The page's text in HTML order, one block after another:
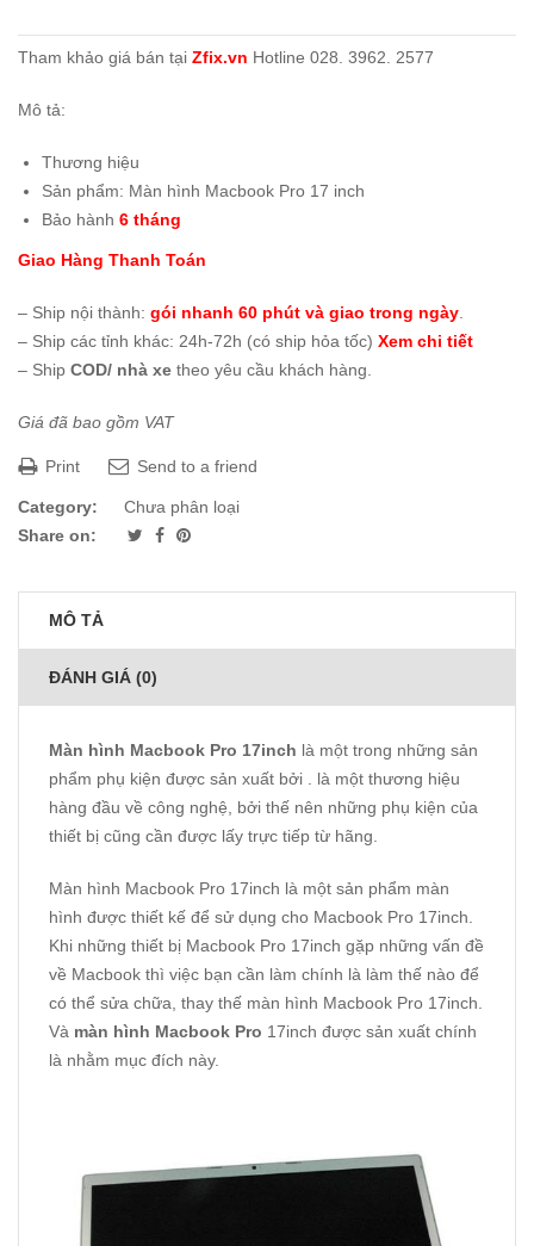
Tham khảo giá bán tại Zfix.vn Hotline 028. 3962. 2577
Mô tả:
Thương hiệu
Sản phẩm: Màn hình Macbook Pro 17 inch
Bảo hành 6 tháng
Giao Hàng Thanh Toán
– Ship nội thành: gói nhanh 60 phút và giao trong ngày
– Ship các tỉnh khác: 24h-72h (có ship hỏa tốc) Xem chi tiết
– Ship COD/ nhà xe theo yêu cầu khách hàng.
Giá đã bao gồm VAT
Print Send to a friend
Category:
Chưa phân loại
Share on:
MÔ TẢ
ĐÁNH GIÁ (0)
Màn hình Macbook Pro 17inch là một trong những sản
phẩm phụ kiện được sản xuất bởi . là một thương hiệu
hàng đầu về công nghệ, bởi thế nên những phụ kiện của
thiết bị cũng cần được lấy trực tiếp từ hãng.
Màn hình Macbook Pro 17inch là một sản phẩm màn
hình được thiết kế để sử dụng cho Macbook Pro 17inch.
Khi những thiết bị Macbook Pro 17inch gặp những vấn đề
về Macbook thì việc bạn cần làm chính là làm thế nào để
có thể sửa chữa, thay thế màn hình Macbook Pro 17inch.
Và màn hình Macbook Pro 17inch được sản xuất chính
là nhằm mục đích này.